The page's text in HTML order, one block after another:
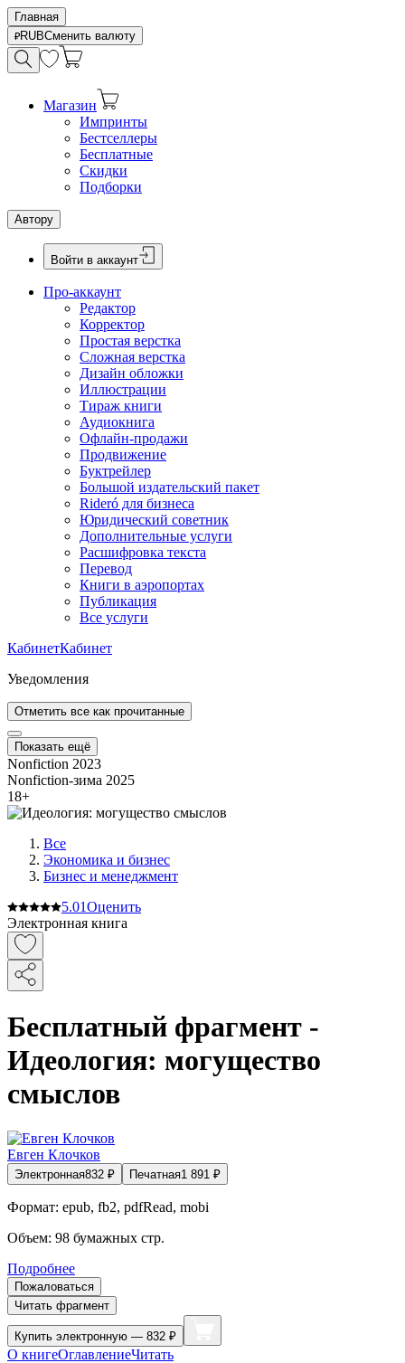
Главная
RUBСменить валюту
Магазин
Импринты
Бестселлеры
Бесплатные
Скидки
Подборки
Автору
Войти в аккаунт
Про-аккаунт
Редактор
Корректор
Простая верстка
Сложная верстка
Дизайн обложки
Иллюстрации
Тираж книги
Аудиокнига
Офлайн-продажи
Продвижение
Буктрейлер
Большой издательский пакет
Rideró для бизнеса
Юридический советник
Дополнительные услуги
Расшифровка текста
Перевод
Книги в аэропортах
Публикация
Все услуги
КабинетКабинет
Уведомления
Отметить все как прочитанные
Показать ещё
Nonfiction 2023
Nonfiction-зима 2025
18+
Все
Экономика и бизнес
Бизнес и менеджмент
5.01Оценить
Электронная книга
Бесплатный фрагмент -
Идеология: могущество
смыслов
Евген Клочков
Электронная832 ₽ Печатная1 891 ₽
Формат: epub, fb2, pdfRead, mobi
Объем: 98 бумажных стр.
Подробнее
Пожаловаться
Читать фрагмент
Купить электронную — 832 ₽
О книгеОглавлениеЧитать